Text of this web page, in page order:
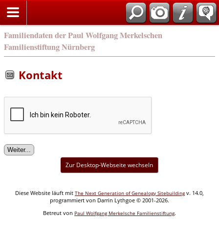
Familiendaten der Paul Wolfgang Merkelschen
Familienstiftung Nürnberg
Kontakt
Zur Desktop-Webseite wechseln
Diese Website läuft mit The Next Generation of Genealogy Sitebuildingv. 14.0,
programmiert von Darrin Lythgoe © 2001-2026.
Betreut von Paul Wolfgang Merkelsche Familienstiftung.